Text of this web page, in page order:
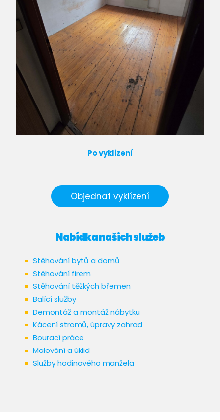
Po vyklizení
Objednat vyklízení
Nabídka našich služeb
Stěhování bytů a domů
Stěhování firem
Stěhování těžkých břemen
Balící služby
Demontáž a montáž nábytku
Kácení stromů, úpravy zahrad
Bourací práce
Malování a úklid
Služby hodinového manžela​